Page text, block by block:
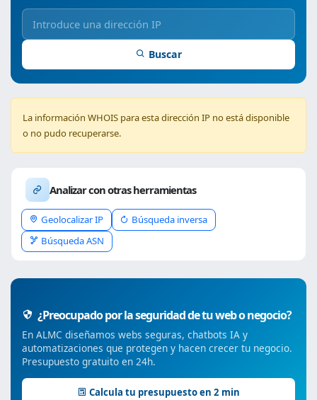
Buscar
La información WHOIS para esta dirección IP no está disponible
o no pudo recuperarse.
Analizar con otras herramientas
Geolocalizar IP
Búsqueda inversa
Búsqueda ASN
¿Preocupado por la seguridad de tu web o negocio?
En ALMC diseñamos webs seguras, chatbots IA y
automatizaciones que protegen y hacen crecer tu negocio.
Presupuesto gratuito en 24h.
Calcula tu presupuesto en 2 min